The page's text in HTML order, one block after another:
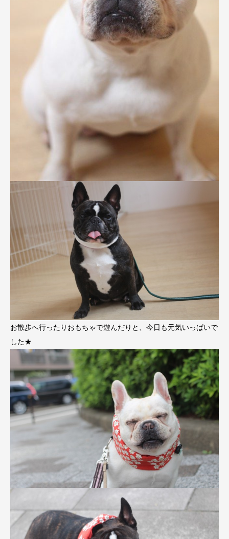
お散歩へ行ったりおもちゃで遊んだりと、今日も元気いっぱいで
した★